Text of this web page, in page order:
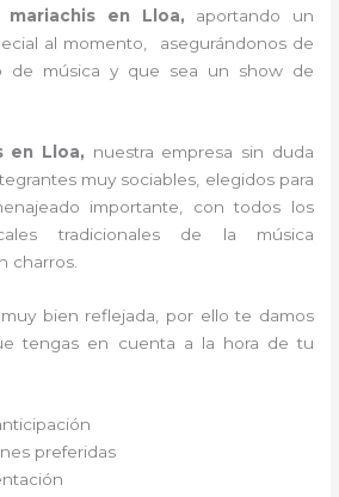
mariachis en Lloa, aportando un
al momento, asegurándonos de
de música y que sea un show de
en Lloa, nuestra empresa sin duda
muy sociables, elegidos para
importante, con todos los
tradicionales de la música
charros.
bien reflejada, por ello te damos
tengas en cuenta a la hora de tu
preferidas